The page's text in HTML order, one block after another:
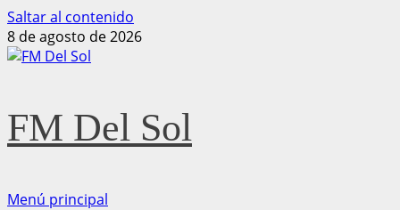
Saltar al contenido
8 de agosto de 2026
FM Del Sol
Menú principal